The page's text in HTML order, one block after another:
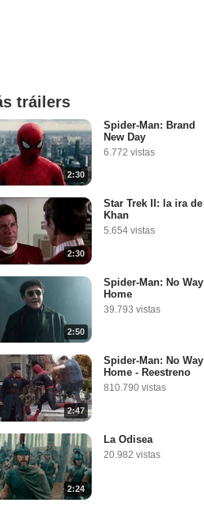
tráilers
2:30
Spider-Man: Brand
New Day
6.772 vistas
2:30
Star Trek II: la ira de
Khan
5.654 vistas
2:50
Spider-Man: No Way
Home
39.793 vistas
2:47
Spider-Man: No Way
Home - Reestreno
810.790 vistas
2:24
La Odisea
20.982 vistas